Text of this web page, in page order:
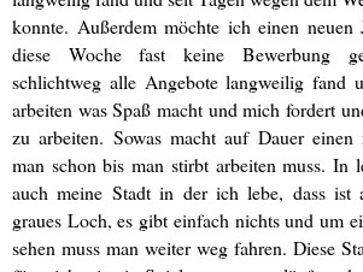
konnte. Außerdem möchte ich einen neuen
diese Woche fast keine Bewerbung
schlichtweg alle Angebote langweilig fand
arbeiten was Spaß macht und mich fordert
zu arbeiten. Sowas macht auf Dauer
man schon bis man stirbt arbeiten muss. In
auch meine Stadt in der ich lebe, dass ist
graues Loch, es gibt einfach nichts und um
sehen muss man weiter weg fahren. Diese